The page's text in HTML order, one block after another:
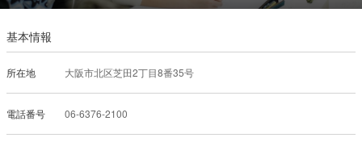
基本情報
所在地 大阪市北区芝田2丁目8番35号
電話番号 06-6376-2100